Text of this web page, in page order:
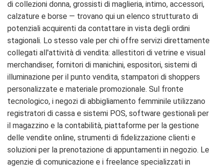
di collezioni donna, grossisti di maglieria, intimo, accessori,
calzature e borse — trovano qui un elenco strutturato di
potenziali acquirenti da contattare in vista degli ordini
stagionali. Lo stesso vale per chi offre servizi direttamente
collegati all'attività di vendita: allestitori di vetrine e visual
merchandiser, fornitori di manichini, espositori, sistemi di
illuminazione per il punto vendita, stampatori di shoppers
personalizzate e materiale promozionale. Sul fronte
tecnologico, i negozi di abbigliamento femminile utilizzano
registratori di cassa e sistemi POS, software gestionali per
il magazzino e la contabilità, piattaforme per la gestione
delle vendite online, strumenti di fidelizzazione clienti e
soluzioni per la prenotazione di appuntamenti in negozio. Le
agenzie di comunicazione e i freelance specializzati in